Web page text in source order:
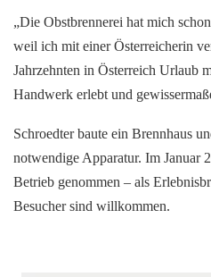
„Die Obstbrennerei hat mich
weil ich mit einer Österreicherin
Jahrzehnten in Österreich Urlaub
Handwerk erlebt und
Schroedter baute ein Brennhaus
notwendige Apparatur. Im Januar
Betrieb genommen – als
Besucher sind willkommen.